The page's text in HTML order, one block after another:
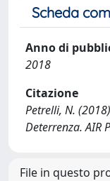
Scheda
Anno di
2018
Citazione
Petrelli, N.
Deterrenza. AIR
File in questo